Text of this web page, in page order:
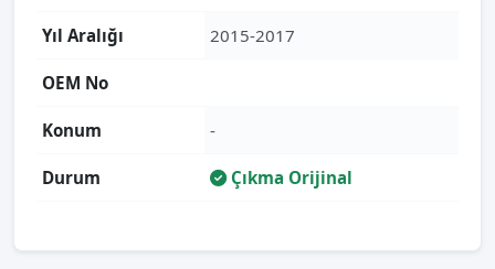
Yıl Aralığı 2015-2017
OEM No
Konum -
Durum Çıkma Orijinal